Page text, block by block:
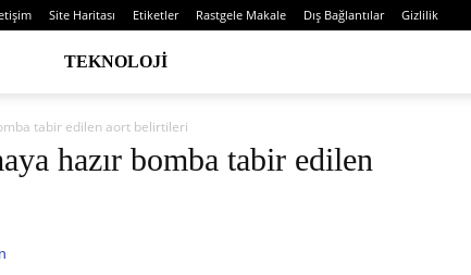
Site Haritası Etiketler Rastgele Makale Dış Bağlantılar Gizlilik
TEKNOLOJI
tabir edilen aort belirtileri
hazır bomba tabir edilen